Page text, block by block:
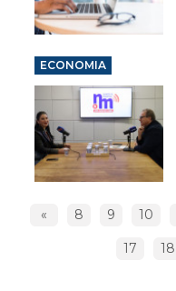
ECONOMIA
« 8 9 10
17 18